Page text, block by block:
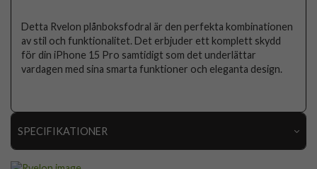
Detta Rvelon plånboksfodral är den perfekta kombinationen
av stil och funktionalitet. Det erbjuder ett komplett skydd
för din iPhone 15 Pro samtidigt som det underlättar
vardagen med sina smarta funktioner och eleganta design.
SPECIFIKATIONER